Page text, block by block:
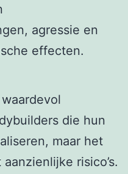
agressie en
effecten.
die hun
maar het
risico’s.